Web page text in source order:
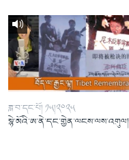
ཟླ་བ་དང་པོ། ༡༥།༢༠༢༥
སྙེ་མོའི་ཨ་ནེ་དང་གྱེན་ལངས་ལས་འགུལ།